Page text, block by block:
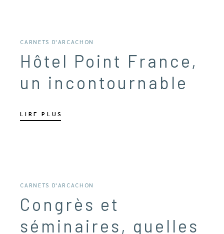
CARNETS D'ARCACHON
Hôtel Point France,
un incontournable
LIRE PLUS
CARNETS D'ARCACHON
Congrès et
séminaires, quelles